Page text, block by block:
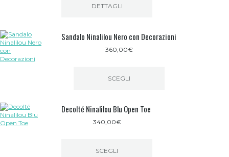
DETTAGLI
Sandalo Ninalilou Nero con Decorazioni
360,00€
SCEGLI
ha
Decolté Ninalilou Blu Open Toe
340,00€
SCEGLI